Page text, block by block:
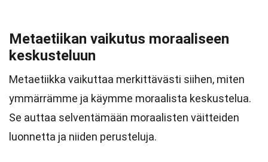
Metaetiikan vaikutus moraaliseen
keskusteluun
Metaetiikka vaikuttaa merkittävästi siihen, miten
ymmärrämme ja käymme moraalista keskustelua.
Se auttaa selventämään moraalisten väitteiden
luonnetta ja niiden perusteluja.